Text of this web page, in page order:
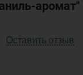
аромат"
Оставить отзыв